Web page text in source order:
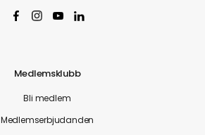
Medlemsklubb
Bli medlem
Medlemserbjudanden